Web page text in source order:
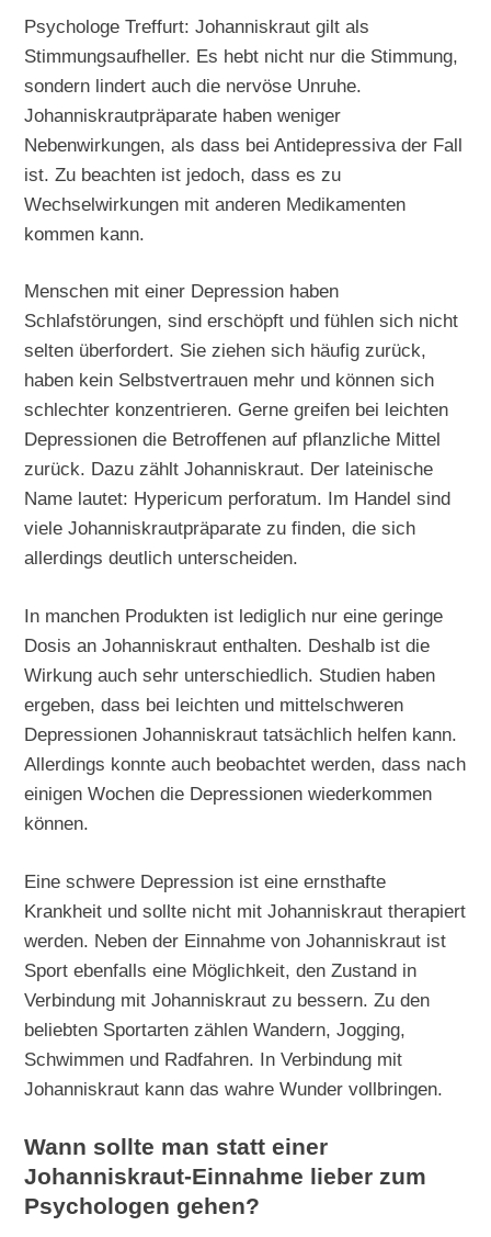
Psychologe Treffurt: Johanniskraut gilt als
Stimmungsaufheller. Es hebt nicht nur die Stimmung,
sondern lindert auch die nervöse Unruhe.
Johanniskrautpräparate haben weniger
Nebenwirkungen, als dass bei Antidepressiva der Fall
ist. Zu beachten ist jedoch, dass es zu
Wechselwirkungen mit anderen Medikamenten
kommen kann.
Menschen mit einer Depression haben
Schlafstörungen, sind erschöpft und fühlen sich nicht
selten überfordert. Sie ziehen sich häufig zurück,
haben kein Selbstvertrauen mehr und können sich
schlechter konzentrieren. Gerne greifen bei leichten
Depressionen die Betroffenen auf pflanzliche Mittel
zurück. Dazu zählt Johanniskraut. Der lateinische
Name lautet: Hypericum perforatum. Im Handel sind
viele Johanniskrautpräparate zu finden, die sich
allerdings deutlich unterscheiden.
In manchen Produkten ist lediglich nur eine geringe
Dosis an Johanniskraut enthalten. Deshalb ist die
Wirkung auch sehr unterschiedlich. Studien haben
ergeben, dass bei leichten und mittelschweren
Depressionen Johanniskraut tatsächlich helfen kann.
Allerdings konnte auch beobachtet werden, dass nach
einigen Wochen die Depressionen wiederkommen
können.
Eine schwere Depression ist eine ernsthafte
Krankheit und sollte nicht mit Johanniskraut therapiert
werden. Neben der Einnahme von Johanniskraut ist
Sport ebenfalls eine Möglichkeit, den Zustand in
Verbindung mit Johanniskraut zu bessern. Zu den
beliebten Sportarten zählen Wandern, Jogging,
Schwimmen und Radfahren. In Verbindung mit
Johanniskraut kann das wahre Wunder vollbringen.
Wann sollte man statt einer
Johanniskraut-Einnahme lieber zum
Psychologen gehen?